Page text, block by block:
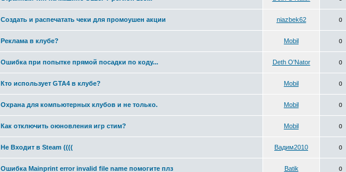
Создать и распечатать чеки для промоушен акции niazbek62 0
Реклама в клубе? Mobil 0
Ошибка при попытке прямой посадки по коду... Deth O'Nator 0
Кто использует GTA4 в клубе? Mobil 0
Охрана для компьютерных клубов и не только. Mobil 0
Как отключить оюновления игр стим? Mobil 0
Не Входит в Steam (((( Вадим2010 0
Ошибка Mainprint error invalid file name помогите плз Batik 0